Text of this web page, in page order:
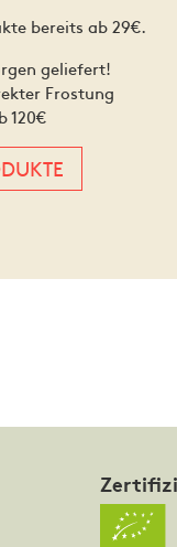
bereits ab 29€.
geliefert!
Frostung
120€